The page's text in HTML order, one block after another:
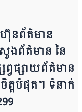
ហ៊ុន​ព័ត៌មាន​
ងព័ត៌មាន នៃ​​​​
ព្វផ្សាយព័​ត៌​មា​​​​ន
ត្ត​បំ​ផុត។ ទំនាក់